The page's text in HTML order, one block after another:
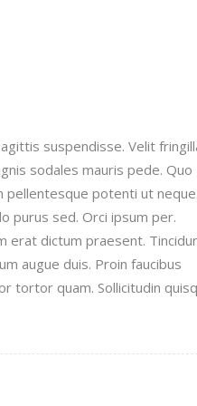
suspendisse. Velit
sodales mauris pede. Quo
pellentesque potenti ut neque.
purus sed. Orci ipsum per.
erat dictum praesent.
augue duis. Proin faucibus
tortor quam. Sollicitudin